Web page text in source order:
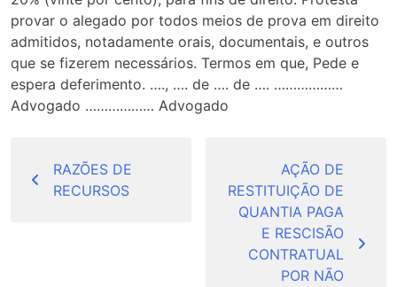
provar o alegado por todos meios de prova em direito
admitidos, notadamente orais, documentais, e outros
que se fizerem necessários. Termos em que, Pede e
espera deferimento. …., …. de …. de …. ………………
Advogado ……………… Advogado
de
Post
RAZÕES DE
RECURSOS
AÇÃO DE
RESTITUIÇÃO DE
QUANTIA PAGA
E RESCISÃO
CONTRATUAL
POR NÃO